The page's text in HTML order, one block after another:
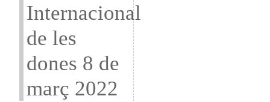
Internacional
de les
dones 8 de
març 2022